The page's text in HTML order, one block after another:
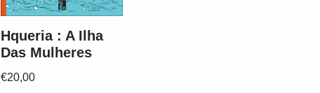
Hqueria : A Ilha
Das Mulheres
€20,00